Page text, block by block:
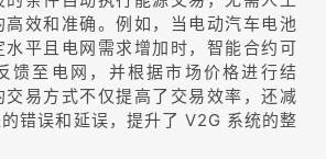
效和准确。例如，当电动汽车电池
水平且电网需求增加时，智能合约可
馈至电网，并根据市场价格进行结
易方式不仅提高了交易效率，还减
错误和延误，提升了 V2G 系统的整